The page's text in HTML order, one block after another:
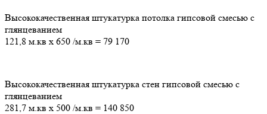
Высококачественная штукатурка потолка гипсовой смесью с
глянцеванием
121,8 м.кв х 650 /м.кв = 79 170
Высококачественная штукатурка стен гипсовой смесью с
глянцеванием
281,7 м.кв х 500 /м.кв = 140 850